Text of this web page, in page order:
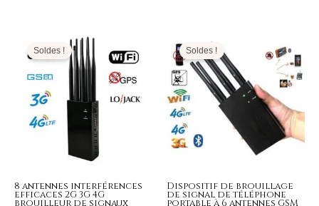
Soldes !
8 antennes interférences
efficaces 2G 3G 4G
initial
était :
1.099,00€.
prix
actuel
est :
489,99€.
Soldes !
Dispositif de brouillage
de signal de téléphone
prix
initial
était :
529,00€.259,99€.